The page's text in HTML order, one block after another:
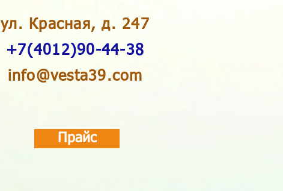
ул. Красная, д. 247
+7(4012)90-44-38
info@vesta39.com
Прайс